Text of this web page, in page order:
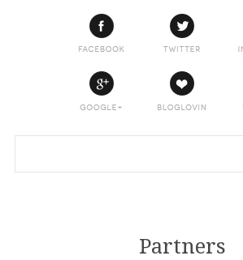
Partners